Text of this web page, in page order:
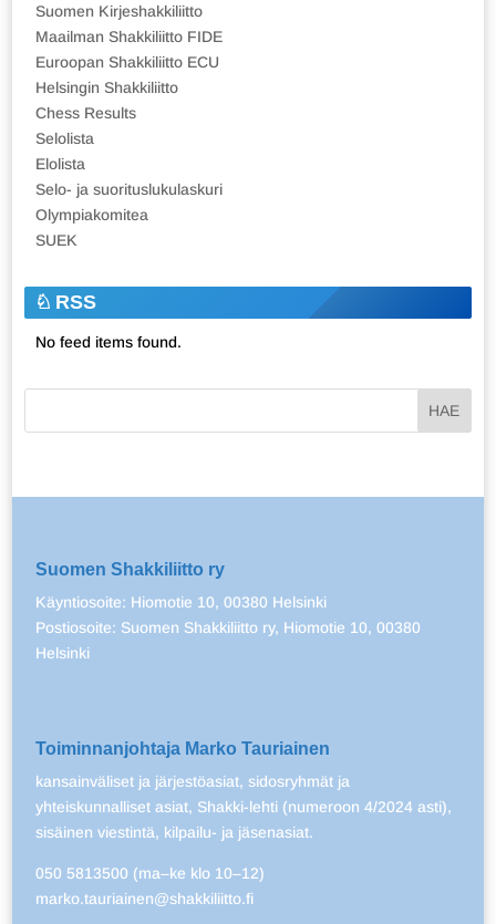
Suomen Kirjeshakkiliitto
Maailman Shakkiliitto FIDE
Euroopan Shakkiliitto ECU
Helsingin Shakkiliitto
Chess Results
Selolista
Elolista
Selo- ja suorituslukulaskuri
Olympiakomitea
SUEK
RSS
No feed items found.
Suomen Shakkiliitto ry
Käyntiosoite: Hiomotie 10, 00380 Helsinki
Postiosoite: Suomen Shakkiliitto ry, Hiomotie 10, 00380
Helsinki
Toiminnanjohtaja Marko Tauriainen
kansainväliset ja järjestöasiat, sidosryhmät ja
yhteiskunnalliset asiat, Shakki-lehti (numeroon 4/2024 asti),
sisäinen viestintä, kilpailu- ja jäsenasiat.
050 5813500 (ma–ke klo 10–12)
marko.tauriainen@shakkiliitto.fi